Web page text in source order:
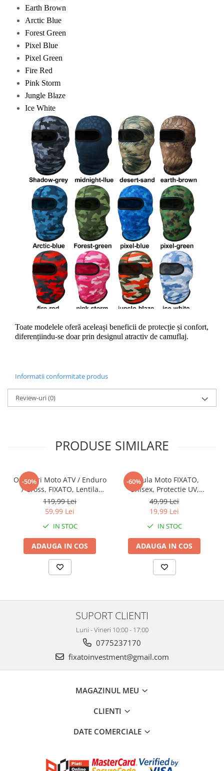
Earth Brown
Arctic Blue
Forest Green
Pixel Blue
Pixel Green
Fire Red
Pink Storm
Jungle Blaze
Ice White
Toate modelele oferă aceleași beneficii de protecție și confort,
diferențiindu-se doar prin designul atractiv de camuflaj.
Informatii conformitate produs
Review-uri(0)
PRODUSE SIMILARE
-50%
Ochelari Moto ATV / Enduro
/ Cross, FIXATO, Lentila
Albastra, Rama Galben cu
Negru
119,99 Lei
59,99 Lei
IN STOC
ADAUGA IN COS
-60%
Cagula Moto FIXATO,
Unisex, Protectie UV,
Material elastic, respirabil,
Marime universala, Alba
49,99 Lei
19,99 Lei
IN STOC
ADAUGA IN COS
SUPORT CLIENTI
Luni - Vineri 10:00 - 17:00
0775237170
fixatoinvestment@gmail.com
MAGAZINUL MEU
CLIENTI
DATE COMERCIALE